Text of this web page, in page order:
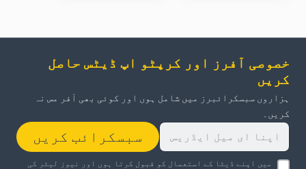
خصوصی آفرز اور کرپٹو اپ ڈیٹس حاصل
کریں
ہزاروں سبسکرائبرز میں شامل ہوں اور کوئی بھی آفر مس نہ
کریں۔
سبسکرائب کریں
میں اپنے ڈیٹا کے استعمال کو قبول کرتا ہوں اور نیوز لیٹر کی